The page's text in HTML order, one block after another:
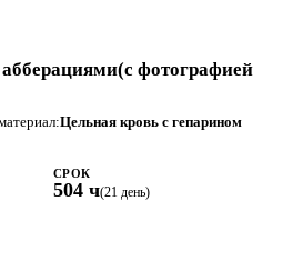
фотографией
Цельная кровь с гепарином
СРОК
504 ч(21 день)